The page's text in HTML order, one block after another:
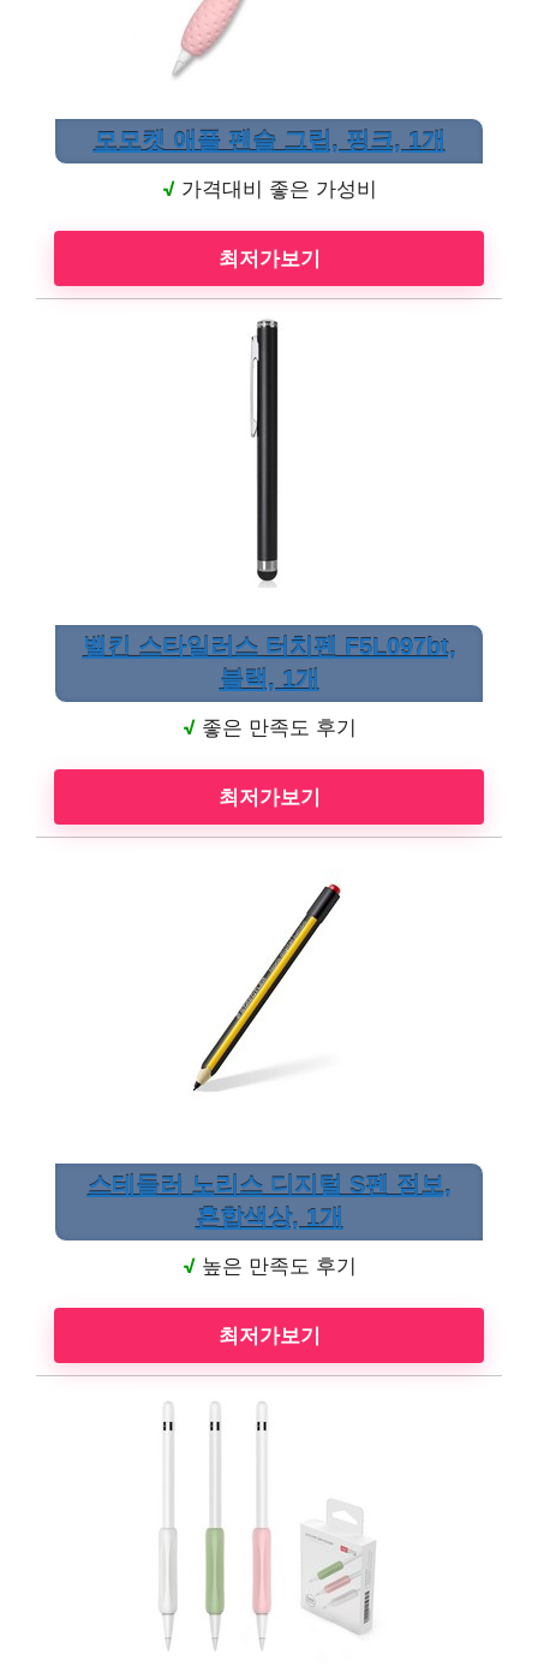
모모켓 애플 펜슬 그립, 핑크, 1개
√가격대비 좋은 가성비
최저가보기
벨킨 스타일러스 터치펜 F5L097bt,
블랙, 1개
√좋은 만족도 후기
최저가보기
스테들러 노리스 디지털 S펜 점보,
혼합색상, 1개
√높은 만족도 후기
최저가보기